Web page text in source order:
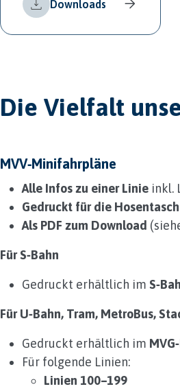
Downloads
Die Vielfalt
MVV‑Minifahrpläne
Alle Infos zu einer Linie inkl.
Gedruckt für die
Als PDF zum Download
Für S‑Bahn
Gedruckt erhältlich im
Für U‑Bahn, Tram, MetroBus,
Gedruckt erhältlich im
Für folgende Linien:
Linien 100–199